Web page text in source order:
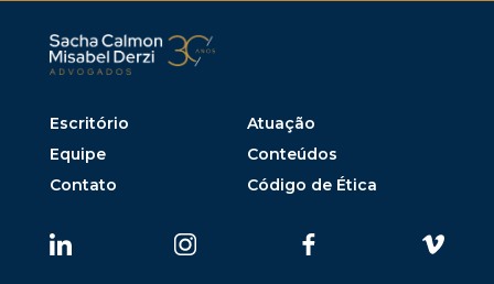
Escritório
Atuação
Equipe
Conteúdos
Contato
Código de Ética